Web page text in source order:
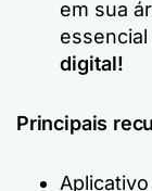
em sua
digital!
Principais